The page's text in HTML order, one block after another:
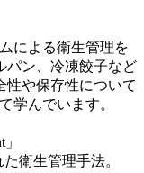
による衛生管理を
パン、冷凍餃子など
性や保存性について
学んでいます。
衛生管理手法。